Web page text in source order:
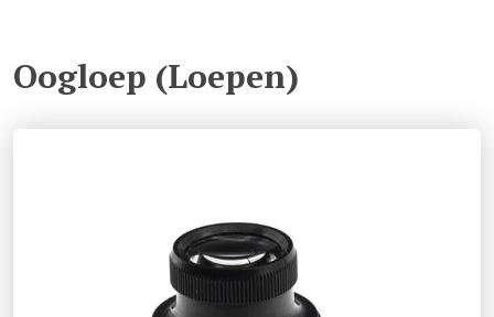
Oogloep (Loepen)